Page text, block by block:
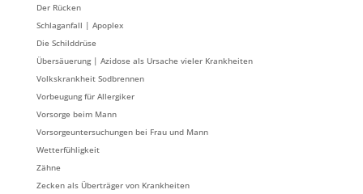
Der Rücken
Schlaganfall | Apoplex
Die Schilddrüse
Übersäuerung | Azidose als Ursache vieler Krankheiten
Volkskrankheit Sodbrennen
Vorbeugung für Allergiker
Vorsorge beim Mann
Vorsorgeuntersuchungen bei Frau und Mann
Wetterfühligkeit
Zähne
Zecken als Überträger von Krankheiten